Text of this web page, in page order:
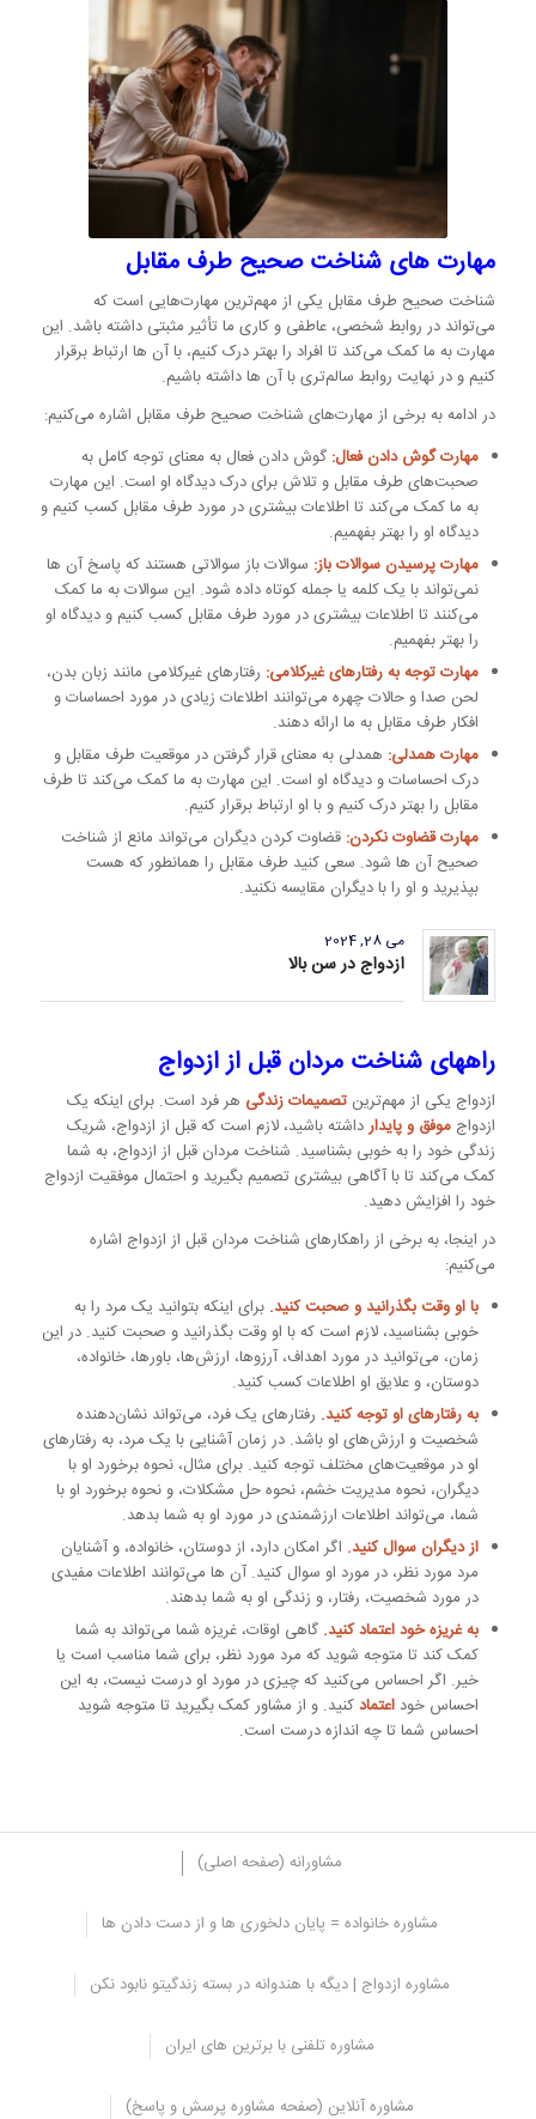
مهارت های شناخت صحیح طرف مقابل
شناخت صحیح طرف مقابل یکی از مهم‌ترین مهارت‌هایی است که
می‌تواند در روابط شخصی، عاطفی و کاری ما تأثیر مثبتی داشته باشد. این
مهارت به ما کمک می‌کند تا افراد را بهتر درک کنیم، با آن ها ارتباط برقرار
کنیم و در نهایت روابط سالم‌تری با آن ها داشته باشیم.
در ادامه به برخی از مهارت‌های شناخت صحیح طرف مقابل اشاره می‌کنیم:
مهارت گوش دادن فعال: گوش دادن فعال به معنای توجه کامل به
صحبت‌های طرف مقابل و تلاش برای درک دیدگاه او است. این مهارت
به ما کمک می‌کند تا اطلاعات بیشتری در مورد طرف مقابل کسب کنیم و
دیدگاه او را بهتر بفهمیم.
مهارت پرسیدن سوالات باز: سوالات باز سوالاتی هستند که پاسخ آن ها
نمی‌تواند با یک کلمه یا جمله کوتاه داده شود. این سوالات به ما کمک
می‌کنند تا اطلاعات بیشتری در مورد طرف مقابل کسب کنیم و دیدگاه او
را بهتر بفهمیم.
مهارت توجه به رفتارهای غیرکلامی: رفتارهای غیرکلامی مانند زبان بدن،
لحن صدا و حالات چهره می‌توانند اطلاعات زیادی در مورد احساسات و
افکار طرف مقابل به ما ارائه دهند.
مهارت همدلی: همدلی به معنای قرار گرفتن در موقعیت طرف مقابل و
درک احساسات و دیدگاه او است. این مهارت به ما کمک می‌کند تا طرف
مقابل را بهتر درک کنیم و با او ارتباط برقرار کنیم.
مهارت قضاوت نکردن: قضاوت کردن دیگران می‌تواند مانع از شناخت
صحیح آن ها شود. سعی کنید طرف مقابل را همانطور که هست
بپذیرید و او را با دیگران مقایسه نکنید.
می 28, 2024
ازدواج در سن بالا
راههای شناخت مردان قبل از ازدواج
ازدواج یکی از مهم‌ترین تصمیمات زندگی هر فرد است. برای اینکه یک
ازدواج موفق و پایدارداشته باشید، لازم است که قبل از ازدواج، شریک
زندگی خود را به خوبی بشناسید. شناخت مردان قبل از ازدواج، به شما
کمک می‌کند تا با آگاهی بیشتری تصمیم بگیرید و احتمال موفقیت ازدواج
خود را افزایش دهید.
در اینجا، به برخی از راهکارهای شناخت مردان قبل از ازدواج اشاره
می‌کنیم:
با او وقت بگذرانید و صحبت کنید. برای اینکه بتوانید یک مرد را به
خوبی بشناسید، لازم است که با او وقت بگذرانید و صحبت کنید. در این
زمان، می‌توانید در مورد اهداف، آرزوها، ارزش‌ها، باورها، خانواده،
دوستان، و علایق او اطلاعات کسب کنید.
به رفتارهای او توجه کنید. رفتارهای یک فرد، می‌تواند نشان‌دهنده
شخصیت و ارزش‌های او باشد. در زمان آشنایی با یک مرد، به رفتارهای
او در موقعیت‌های مختلف توجه کنید. برای مثال، نحوه برخورد او با
دیگران، نحوه مدیریت خشم، نحوه حل مشکلات، و نحوه برخورد او با
شما، می‌تواند اطلاعات ارزشمندی در مورد او به شما بدهد.
از دیگران سوال کنید. اگر امکان دارد، از دوستان، خانواده، و آشنایان
مرد مورد نظر، در مورد او سوال کنید. آن ها می‌توانند اطلاعات مفیدی
در مورد شخصیت، رفتار، و زندگی او به شما بدهند.
به غریزه خود اعتماد کنید. گاهی اوقات، غریزه شما می‌تواند به شما
کمک کند تا متوجه شوید که مرد مورد نظر، برای شما مناسب است یا
خیر. اگر احساس می‌کنید که چیزی در مورد او درست نیست، به این
احساس خود اعتمادکنید. و از مشاور کمک بگیرید تا متوجه شوید
احساس شما تا چه اندازه درست است.
مشاورانه (صفحه اصلی)
مشاوره خانواده = پایان دلخوری ها و از دست دادن ها
مشاوره ازدواج | دیگه با هندوانه در بسته زندگیتو نابود نکن
مشاوره تلفنی با برترین های ایران
مشاوره آنلاین (صفحه مشاوره پرسش و پاسخ)
مهمترین روش برای شناخت همسر
مهمترین روش برای شناخت همسر، صحبت کردن با او است. در طول
دوران آشنایی، باید فرصت کافی برای صحبت کردن با همسر خود داشته
باشید و در مورد موضوعات مختلف از جمله خانواده، دوستان، اهداف،
نیز توجه داشته باشید. رفتارهای غیرکلامی مانند زبان بدن، لحن صدا و